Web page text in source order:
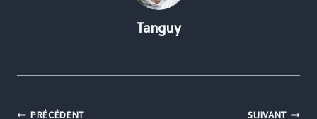
Tanguy
PRÉCÉDENT SUIVANT